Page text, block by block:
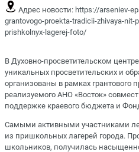
Адрес новости: https://arseniev-
grantovogo-proekta-tradicii-zhivaya-nit-
prishkolnyx-lagerej-foto/
В Духовно-просветительском
уникальных просветительских и
организованы в рамках грантового
реализуемого АНО «Восток»
поддержке краевого бюджета и
Самыми активными участниками
из пришкольных лагерей города.
школьников, получилась